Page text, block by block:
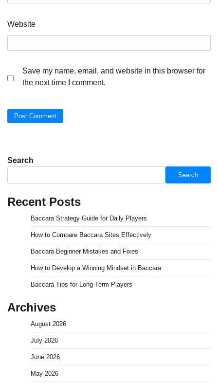
Website
Save my name, email, and website in this browser for
the next time I comment.
Search
Search
Recent Posts
Baccara Strategy Guide for Daily Players
How to Compare Baccara Sites Effectively
Baccara Beginner Mistakes and Fixes
How to Develop a Winning Mindset in Baccara
Baccara Tips for Long-Term Players
Archives
August 2026
July 2026
June 2026
May 2026